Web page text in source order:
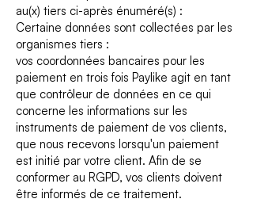
au(x) tiers ci-après énuméré(s) :
Certaine données sont collectées par les
organismes tiers :
vos coordonnées bancaires pour les
paiement en trois fois Paylike agit en tant
que contrôleur de données en ce qui
concerne les informations sur les
instruments de paiement de vos clients,
que nous recevons lorsqu'un paiement
est initié par votre client. Afin de se
conformer au RGPD, vos clients doivent
être informés de ce traitement.